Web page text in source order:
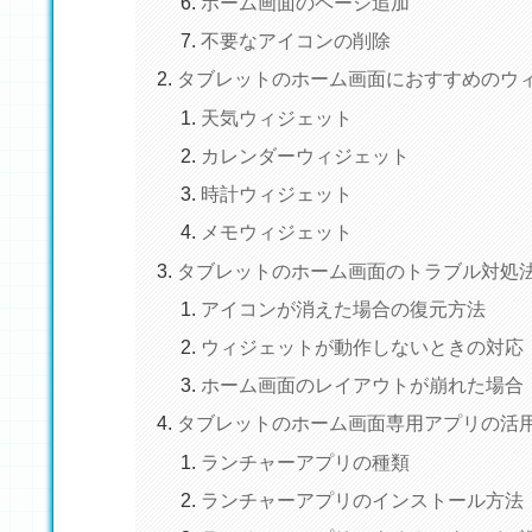
不要なアイコンの削除
タブレットのホーム画面におすすめのウ
天気ウィジェット
カレンダーウィジェット
時計ウィジェット
メモウィジェット
タブレットのホーム画面のトラブル対処
アイコンが消えた場合の復元方法
ウィジェットが動作しないときの対応
ホーム画面のレイアウトが崩れた場合
タブレットのホーム画面専用アプリの活
ランチャーアプリの種類
ランチャーアプリのインストール方法